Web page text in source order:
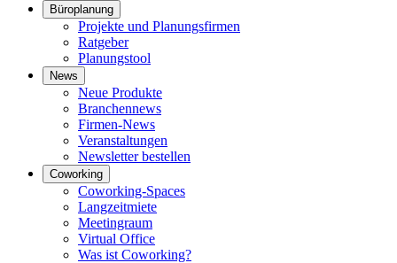
Büroplanung
Projekte und Planungsfirmen
Ratgeber
Planungstool
News
Neue Produkte
Branchennews
Firmen-News
Veranstaltungen
Newsletter bestellen
Coworking
Coworking-Spaces
Langzeitmiete
Meetingraum
Virtual Office
Was ist Coworking?